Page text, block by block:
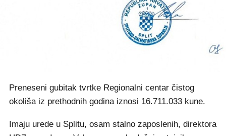
Preneseni gubitak tvrtke Regionalni centar čistog
okoliša iz prethodnih godina iznosi 16.711.033 kune.
Imaju urede u Splitu, osam stalno zaposlenih, direktora